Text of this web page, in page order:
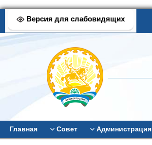
Версия для слабовидящих
Главная Совет Администрация